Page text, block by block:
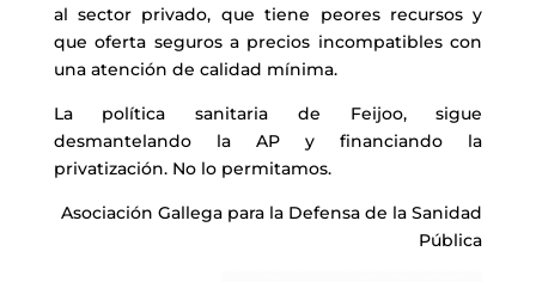
al sector privado, que tiene peores recursos y
que oferta seguros a precios incompatibles con
una atención de calidad mínima.
La política sanitaria de Feijoo, sigue
desmantelando la AP y financiando la
privatización. No lo permitamos.
Asociación Gallega para la Defensa de la Sanidad
Pública